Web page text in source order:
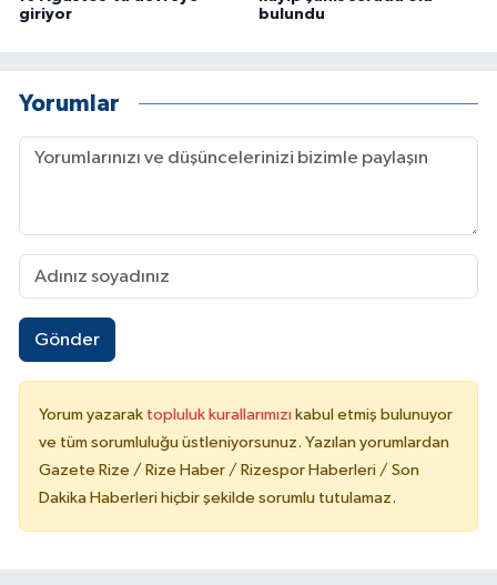
giriyor
bulundu
Yorumlar
Gönder
Yorum yazarak topluluk kurallarımızı kabul etmiş bulunuyor
ve tüm sorumluluğu üstleniyorsunuz. Yazılan yorumlardan
Gazete Rize / Rize Haber / Rizespor Haberleri / Son
Dakika Haberleri hiçbir şekilde sorumlu tutulamaz.